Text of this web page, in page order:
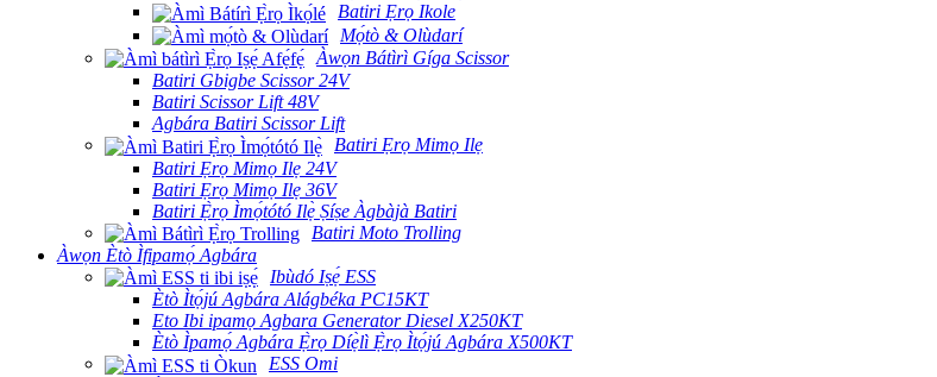
Batiri Ẹrọ Ikole
Mọ́tò & Olùdarí
Àwọn Bátìrì Gíga Scissor
Batiri Gbigbe Scissor 24V
Batiri Scissor Lift 48V
Agbára Batiri Scissor Lift
Batiri Ẹrọ Mimọ Ilẹ
Batiri Ẹrọ Mimọ Ilẹ 24V
Batiri Ẹrọ Mimọ Ilẹ 36V
Batiri Ẹ̀rọ Ìmọ́tótó Ilẹ̀ Ṣíṣe Àgbàjà Batiri
Batiri Moto Trolling
Àwọn Ètò Ìfipamọ́ Agbára
Ibùdó Iṣẹ́ ESS
Ètò Ìtọ́jú Agbára Alágbéka PC15KT
Eto Ibi ipamọ Agbara Generator Diesel X250KT
Ètò Ìpamọ́ Agbára Ẹ̀rọ Díẹ̀lì Ẹ̀rọ Ìtọ́jú Agbára X500KT
ESS Omi